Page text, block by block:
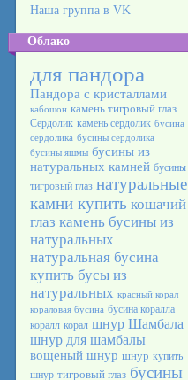
Наша группа в VK
Облако
для пандора
Пандора с кристаллами
кабошон камень тигровый глаз
Сердолик камень сердолик бусина
сердолика бусины сердолика
бусины яшмы бусины из
натуральных камней бусины
тигровый глаз натуральные
камни купить кошачий
глаз камень бусины из
натуральных
натуральная бусина
купить бусы из
натуральных красный корал
кораловая бусина бусина коралла
коралл корал шнур Шамбала
шнур для шамбалы
вощеный шнур шнур купить
шнур тигровый глаз бусины